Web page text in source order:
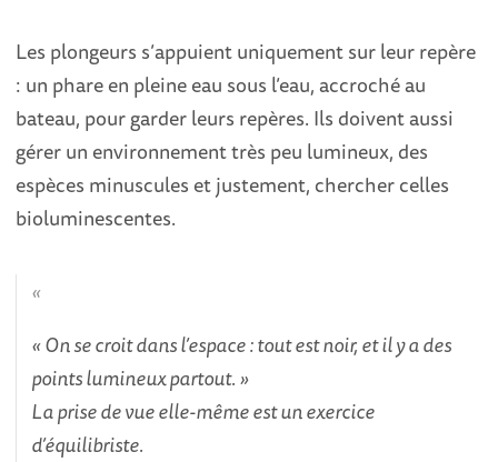
Les plongeurs s’appuient uniquement sur leur repère
: un phare en pleine eau sous l’eau, accroché au
bateau, pour garder leurs repères. Ils doivent aussi
gérer un environnement très peu lumineux, des
espèces minuscules et justement, chercher celles
bioluminescentes.
« On se croit dans l’espace : tout est noir, et il y a des
points lumineux partout. »
La prise de vue elle-même est un exercice
d’équilibriste.